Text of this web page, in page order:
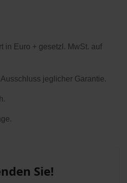
in Euro + gesetzl. MwSt. auf
jeglicher Garantie.
Sie!